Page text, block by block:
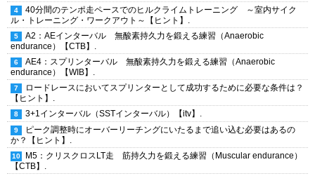
40分間のテンポ走ペースでのヒルクライムトレーニング ～室内サイク
ル・トレーニング・ワークアウト～【ヒント】.
A2：AEインターバル 無酸素持久力を鍛える練習（Anaerobic
endurance）【CTB】.
AE4：スプリンターバル 無酸素持久力を鍛える練習（Anaerobic
endurance）【WIB】.
ロードレースにおいてスプリンターとして成功するために必要な条件は？
【ヒント】.
3+1インターバル（SSTインターバル）【itv】.
ピーク調整時にオーバーリーチングにいたるまで追い込む必要はあるの
か？【ヒント】.
M5：クリスクロスLT走 筋持久力を鍛える練習（Muscular endurance）
【CTB】.